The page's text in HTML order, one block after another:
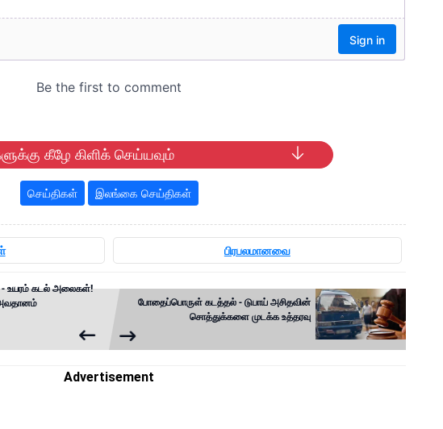
கீழே கிளிக் செய்யவும்
செய்திகள் இலங்கை செய்திகள்
பிரபலமானவை
உயரம் கடல் அலைகள்!
போதைப்பொருள் கடத்தல் - டுபாய் அசிதவின்
சொத்துக்களை முடக்க உத்தரவு
Advertisement